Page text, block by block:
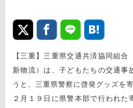
【三重】三重県交通共済協同組合
新物流）は、子どもたちの交通事
うと、三重県警察に啓発グッズを寄
２月１９日に県警本部で行われた